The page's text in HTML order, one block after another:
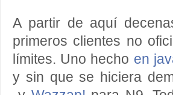
A partir de aquí
primeros clientes no
límites. Uno hecho en
y sin que se hiciera